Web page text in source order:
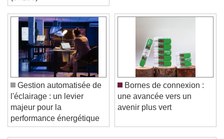
Video Player is loading.
Play Video
Play
Skip Backward
Skip Forward
Unmute
Current Time0:00
/
Duration
Loaded:0%
Stream TypeLIVE
Seek to live, currently behind liveLIVE
(94250)
Gestion automatisée de
l'éclairage : un levier
majeur pour la
performance énergétique
Bornes de connexion :
une avancée vers un